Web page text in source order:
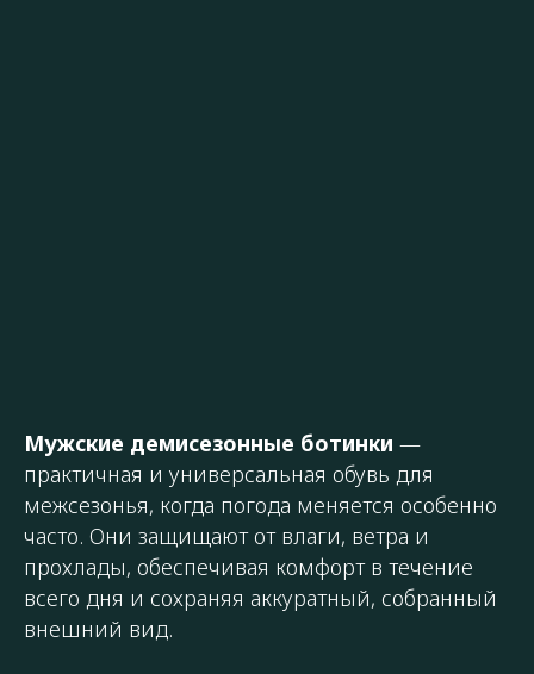
Мужские демисезонные ботинки —
практичная и универсальная обувь для
межсезонья, когда погода меняется особенно
часто. Они защищают от влаги, ветра и
прохлады, обеспечивая комфорт в течение
всего дня и сохраняя аккуратный, собранный
внешний вид.